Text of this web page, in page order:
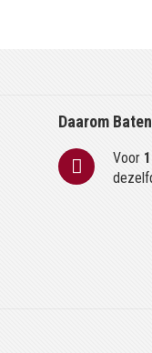
Daarom Baten
Voor